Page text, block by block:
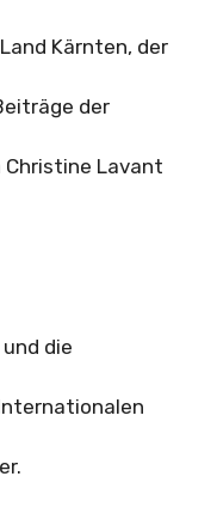
Kärnten, der
der
Lavant
die